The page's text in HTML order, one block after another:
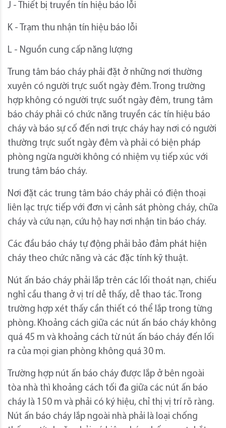
J - Thiết bị truyền tín hiệu báo lỗi
K - Trạm thu nhận tín hiệu báo lỗi
L - Nguồn cung cấp năng lượng
Trung tâm báo cháy phải đặt ở những nơi thường
xuyên có người trực suốt ngày đêm. Trong trường
hợp không có người trực suốt ngày đêm, trung tâm
báo cháy phải có chức năng truyền các tín hiệu báo
cháy và báo sự cố đến nơi trực cháy hay nơi có người
thường trực suốt ngày đêm và phải có biện pháp
phòng ngừa người không có nhiệm vụ tiếp xúc với
trung tâm báo cháy.
Nơi đặt các trung tâm báo cháy phải có điện thoại
liên lạc trực tiếp với đơn vị cảnh sát phòng cháy, chữa
cháy và cứu nạn, cứu hộ hay nơi nhận tin báo cháy.
Các đầu báo cháy tự động phải bảo đảm phát hiện
cháy theo chức năng và các đặc tính kỹ thuật.
Nút ấn báo cháy phải lắp trên các lối thoát nạn, chiếu
nghỉ cầu thang ở vị trí dễ thấy, dễ thao tác. Trong
trường hợp xét thấy cần thiết có thể lắp trong từng
phòng. Khoảng cách giữa các nút ấn báo cháy không
quá 45 m và khoảng cách từ nút ấn báo cháy đến lối
ra của mọi gian phòng không quá 30 m.
Trường hợp nút ấn báo cháy được lắp ở bên ngoài
tòa nhà thì khoảng cách tối đa giữa các nút ấn báo
cháy là 150 m và phải có ký hiệu, chỉ thị vị trí rõ ràng.
Nút ấn báo cháy lắp ngoài nhà phải là loại chống